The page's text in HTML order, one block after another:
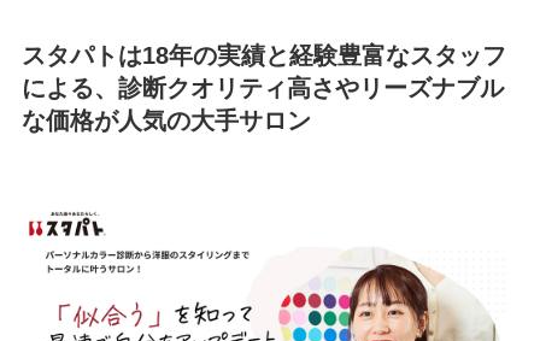
スタパトは18年の実績と経験豊富なスタッフ
による、診断クオリティ高さやリーズナブル
な価格が人気の大手サロン